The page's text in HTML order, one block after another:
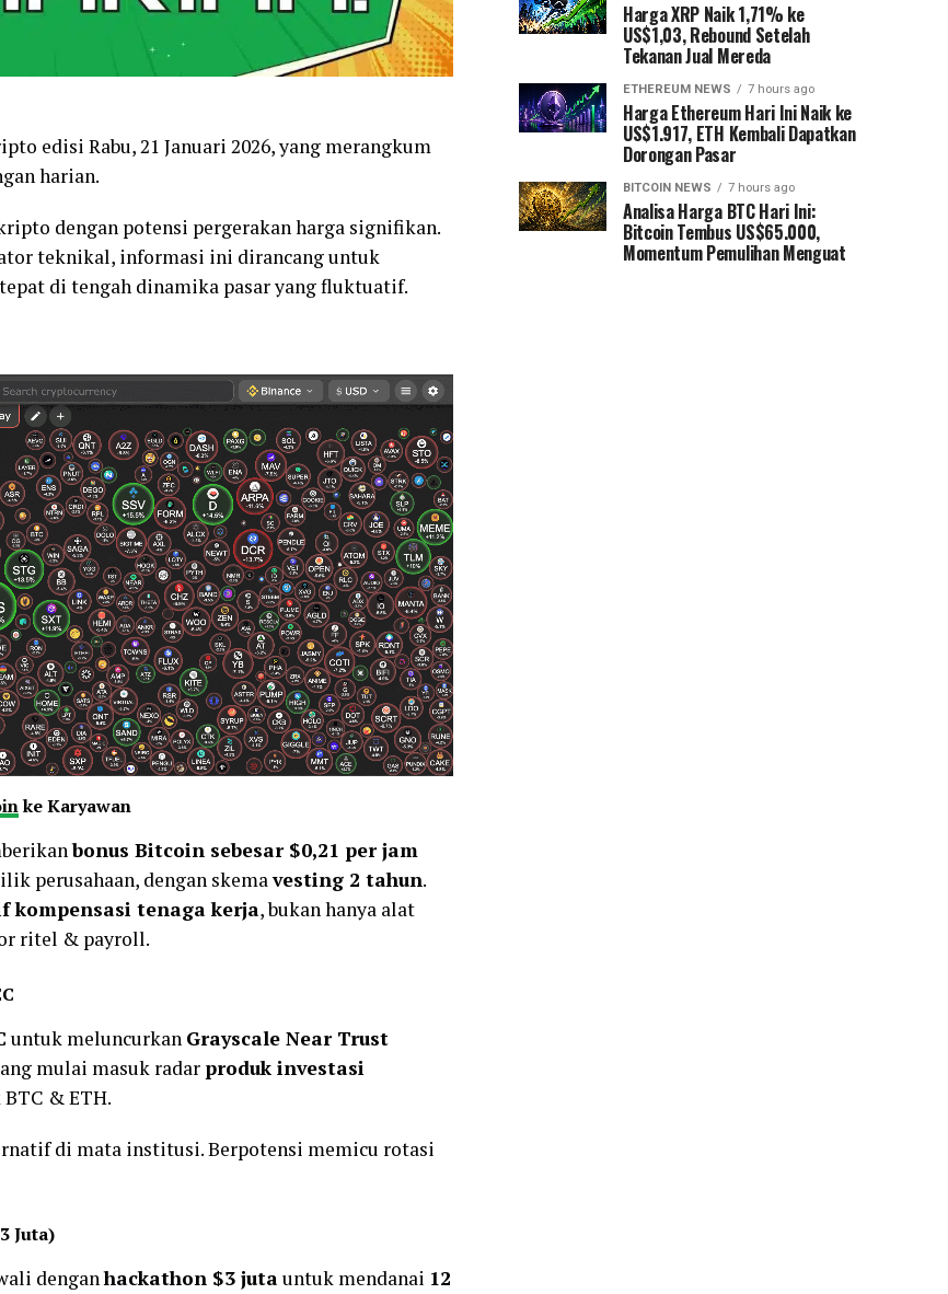
edisi Rabu, 21 Januari 2026, yang merangkum
harian.
dengan potensi pergerakan harga signifikan.
teknikal, informasi ini dirancang untuk
di tengah dinamika pasar yang fluktuatif.
ke Karyawan
bonus Bitcoin sebesar $0,21 per jam
perusahaan, dengan skemavesting 2 tahun.
kompensasi tenaga kerja, bukan hanya alat
ritel & payroll.
untuk meluncurkan Grayscale Near Trust
mulai masuk radar produk investasi
& ETH.
di mata institusi. Berpotensi memicu rotasi
Juta)
denganhackathon $3 jutauntuk mendanai 12
Harga XRP Naik 1,71% ke
US$1,03, Rebound Setelah
Tekanan Jual Mereda
ETHEREUM NEWS 7 hours ago
Harga Ethereum Hari Ini Naik ke
US$1.917, ETH Kembali Dapatkan
Dorongan Pasar
BITCOIN NEWS 7 hours ago
Analisa Harga BTC Hari Ini:
Bitcoin Tembus US$65.000,
Momentum Pemulihan Menguat